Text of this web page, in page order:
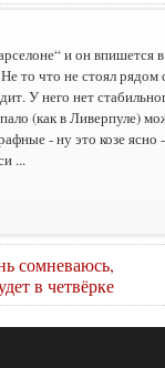
и он
то что не стоял
У него нет
(как в Ливерпуле)
- ну это козе ясно
...
сомневаюсь,
в четвёрке